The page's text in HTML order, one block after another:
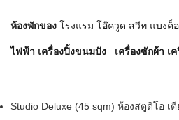
ห้องพักของ โรงแรม โอ๊ควูด สวีท แบงค็
ไฟฟ้า เครื่องปิ้งขนมปัง เครื่องซักผ้า เ
Studio Deluxe (45 sqm) ห้องสตูดิโอ เ